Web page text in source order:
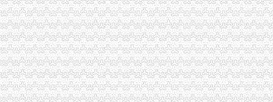
市重庆免费注册公司局副巡视员高印平到高新区局检查指导工作
铜梁局化保障开展乳品市一元注册公司流程场清理整有实效
涪陵区出台《知名商标的重庆一元注册公司认定与保护办法》
停收“两费”0元注册公司月我市个体新发展数大幅增长
梁平局严把“四关”一元注册公司流程化成品油市场监管
九龙坡局重庆免费注册公司四加确保花博会顺利开幕
全市一元注册公司流程学校及周边安综合理专项整取得阶段成果
江北局重庆免费注册公司三个结合紧急清查含三聚氰胺液态奶